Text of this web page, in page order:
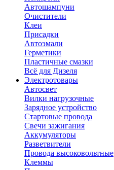
Автошампуни
Очистители
Клеи
Присадки
Автоэмали
Герметики
Пластичные смазки
Всё для Дизеля
Электротовары
Автосвет
Вилки нагрузочные
Зарядное устройство
Стартовые провода
Свечи зажигания
Аккумуляторы
Разветвители
Провода высоковольтные
Клеммы